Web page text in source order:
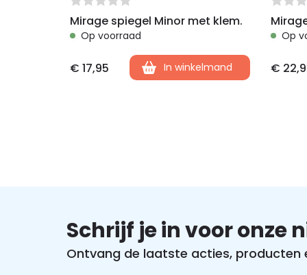
Mirage spiegel Minor met klem.
Op voorraad
€ 17,95 In winkelmand
Op
€
Schrijf je in voor onze
Ontvang de laatste acties, producten